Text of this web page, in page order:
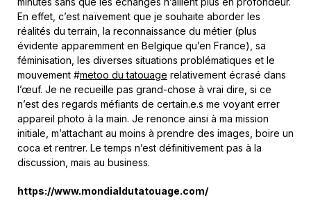
En effet, c’est naïvement que je souhaite aborder les
réalités du terrain, la reconnaissance du métier (plus
évidente apparemment en Belgique qu’en France), sa
féminisation, les diverses situations problématiques et le
mouvement #metoo du tatouage relativement écrasé dans
l’œuf. Je ne recueille pas grand-chose à vrai dire, si ce
n’est des regards méfiants de certain.e.s me voyant errer
appareil photo à la main. Je renonce ainsi à ma mission
initiale, m’attachant au moins à prendre des images, boire un
coca et rentrer. Le temps n’est définitivement pas à la
discussion, mais au business.
https://www.mondialdutatouage.com/